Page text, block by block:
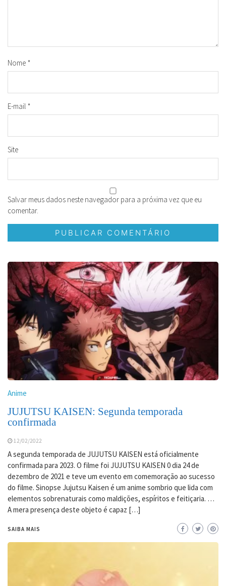
Nome *
E-mail *
Site
Salvar meus dados neste navegador para a próxima vez que eu
comentar.
Anime
JUJUTSU KAISEN: Segunda temporada
confirmada
12/02/2022
A segunda temporada de JUJUTSU KAISEN está oficialmente
confirmada para 2023. O filme foi JUJUTSU KAISEN 0 dia 24 de
dezembro de 2021 e teve um evento em comemoração ao sucesso
do filme. Sinopse Jujutsu Kaisen é um anime sombrio que lida com
elementos sobrenaturais como maldições, espíritos e feitiçaria. …
A mera presença deste objeto é capaz […]
SAIBA MAIS